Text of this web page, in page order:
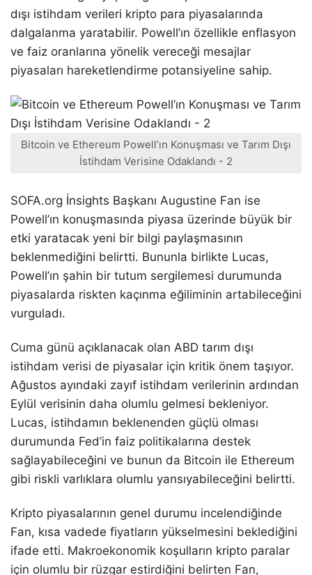
dışı istihdam verileri kripto para piyasalarında
dalgalanma yaratabilir. Powell’ın özellikle enflasyon
ve faiz oranlarına yönelik vereceği mesajlar
piyasaları hareketlendirme potansiyeline sahip.
Bitcoin ve Ethereum Powell’ın Konuşması ve Tarım Dışı
İstihdam Verisine Odaklandı - 2
SOFA.org İnsights Başkanı Augustine Fan ise
Powell’ın konuşmasında piyasa üzerinde büyük bir
etki yaratacak yeni bir bilgi paylaşmasının
beklenmediğini belirtti. Bununla birlikte Lucas,
Powell’ın şahin bir tutum sergilemesi durumunda
piyasalarda riskten kaçınma eğiliminin artabileceğini
vurguladı.
Cuma günü açıklanacak olan ABD tarım dışı
istihdam verisi de piyasalar için kritik önem taşıyor.
Ağustos ayındaki zayıf istihdam verilerinin ardından
Eylül verisinin daha olumlu gelmesi bekleniyor.
Lucas, istihdamın beklenenden güçlü olması
durumunda Fed’in faiz politikalarına destek
sağlayabileceğini ve bunun da Bitcoin ile Ethereum
gibi riskli varlıklara olumlu yansıyabileceğini belirtti.
Kripto piyasalarının genel durumu incelendiğinde
Fan, kısa vadede fiyatların yükselmesini beklediğini
ifade etti. Makroekonomik koşulların kripto paralar
için olumlu bir rüzgar estirdiğini belirten Fan,